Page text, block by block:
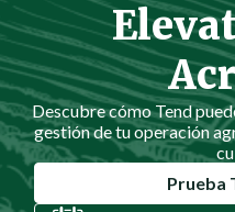
Descubre cómo Tend
gestión de tu operación
Prueba